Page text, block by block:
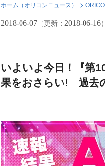
ホーム（オリコンニュース）
2018-06-07 （更新： 2018-06-16）
いよいよ今日！『第
果をおさらい! 過去